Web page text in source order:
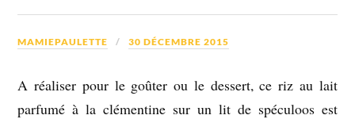
MAMIEPAULETTE 30 DÉCEMBRE 2015
A réaliser pour le goûter ou le dessert, ce riz au lait
parfumé à la clémentine sur un lit de spéculoos est